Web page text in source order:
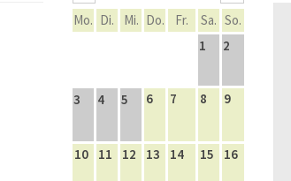
Mo. Di. Mi. Do. Fr. Sa. So.
1
2
3 4 5 6 7 8 9
10 11 12 13 14 15 16